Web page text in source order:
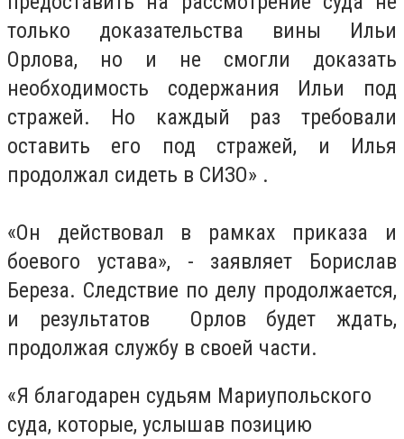
только доказательства вины Ильи
Орлова, но и не смогли доказать
необходимость содержания Ильи под
стражей. Но каждый раз требовали
оставить его под стражей, и Илья
продолжал сидеть в СИЗО» .
«Он действовал в рамках приказа и
боевого устава», - заявляет Борислав
Береза. Следствие по делу продолжается,
и результатов Орлов будет ждать,
продолжая службу в своей части.
«Я благодарен судьям Мариупольского
суда, которые, услышав позицию